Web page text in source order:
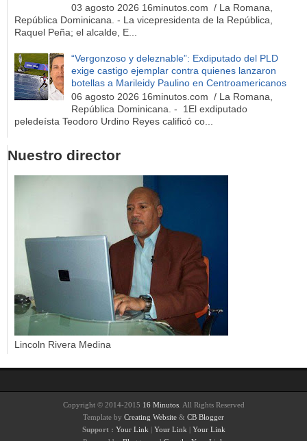
03 agosto 2026 16minutos.com / La Romana,
República Dominicana. - La vicepresidenta de la República,
Raquel Peña; el alcalde, E...
“Vergonzoso y deleznable”: Exdiputado del PLD
exige castigo ejemplar contra quienes lanzaron
botellas a Marileidy Paulino en Centroamericanos
06 agosto 2026 16minutos.com / La Romana,
República Dominicana. - 1El exdiputado
peledeísta Teodoro Urdino Reyes calificó co...
Nuestro director
Lincoln Rivera Medina
Copyright © 2014-2015 16 Minutos. All Rights Reserved
Template by Creating Website & CB Blogger
Support : Your Link | Your Link | Your Link